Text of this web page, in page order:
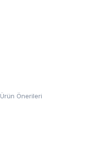
Ürün Önerileri